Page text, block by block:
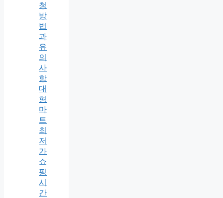
청
방
법
과
유
의
사
항
대
형
마
트
최
저
가
쇼
핑
시
간